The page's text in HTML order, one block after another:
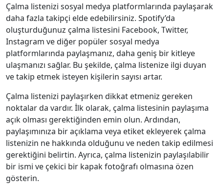
Çalma listenizi sosyal medya platformlarında paylaşarak
daha fazla takipçi elde edebilirsiniz. Spotify’da
oluşturduğunuz çalma listesini Facebook, Twitter,
Instagram ve diğer popüler sosyal medya
platformlarında paylaşmanız, daha geniş bir kitleye
ulaşmanızı sağlar. Bu şekilde, çalma listenize ilgi duyan
ve takip etmek isteyen kişilerin sayısı artar.
Çalma listenizi paylaşırken dikkat etmeniz gereken
noktalar da vardır. İlk olarak, çalma listesinin paylaşıma
açık olması gerektiğinden emin olun. Ardından,
paylaşımınıza bir açıklama veya etiket ekleyerek çalma
listenizin ne hakkında olduğunu ve neden takip edilmesi
gerektiğini belirtin. Ayrıca, çalma listenizin paylaşılabilir
bir ismi ve çekici bir kapak fotoğrafı olmasına özen
gösterin.